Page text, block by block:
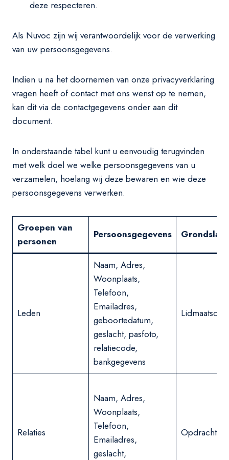
deze respecteren.
Als Nuvoc zijn wij verantwoordelijk voor de verwerking
van uw persoonsgegevens.
Indien u na het doornemen van onze privacyverklaring
vragen heeft of contact met ons wenst op te nemen,
kan dit via de contactgegevens onder aan dit
document.
In onderstaande tabel kunt u eenvoudig terugvinden
met welk doel we welke persoonsgegevens van u
verzamelen, hoelang wij deze bewaren en wie deze
persoonsgegevens verwerken.
Groepen van
personen
Persoonsgegevens
Leden
Naam, Adres,
Woonplaats,
Telefoon,
Emailadres,
geboortedatum,
geslacht, pasfoto,
relatiecode,
bankgegevens
Relaties
Naam, Adres,
Woonplaats,
Telefoon,
Emailadres,
geslacht,
Opdracht